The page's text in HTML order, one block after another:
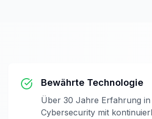
Bewährte Technologie
Über 30 Jahre Erfahrung
Cybersecurity mit